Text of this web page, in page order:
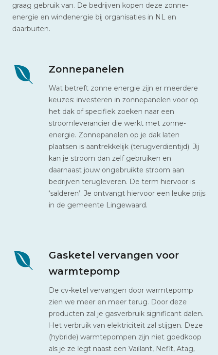
graag gebruik van. De bedrijven kopen deze zonne-
energie en windenergie bij organisaties in NL en
daarbuiten.
Zonnepanelen
Wat betreft zonne energie zijn er meerdere
keuzes: investeren in zonnepanelen voor op
het dak of specifiek zoeken naar een
stroomleverancier die werkt met zonne-
energie. Zonnepanelen op je dak laten
plaatsen is aantrekkelijk (terugverdientijd). Jij
kan je stroom dan zelf gebruiken en
daarnaast jouw ongebruikte stroom aan
bedrijven terugleveren. De term hiervoor is
‘salderen’. Je ontvangt hiervoor een leuke prijs
in de gemeente Lingewaard.
Gasketel vervangen voor
warmtepomp
De cv-ketel vervangen door warmtepomp
zien we meer en meer terug. Door deze
producten zal je gasverbruik significant dalen.
Het verbruik van elektriciteit zal stijgen. Deze
(hybride) warmtepompen zijn niet goedkoop
als je ze legt naast een Vaillant, Nefit, Atag,